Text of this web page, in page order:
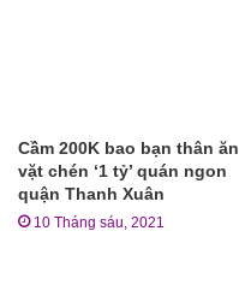
Cầm 200K bao bạn thân ăn
vặt chén ‘1 tỷ’ quán ngon
quận Thanh Xuân
10 Tháng sáu, 2021